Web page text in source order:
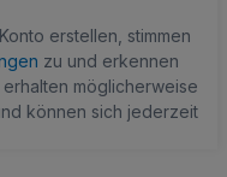
erstellen, stimmen
zu und erkennen
erhalten möglicherweise
können sich jederzeit